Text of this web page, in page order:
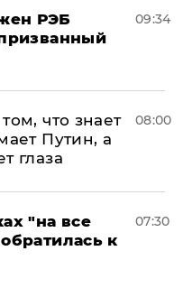
РЭБ
09:34
что знает
Путин, а
глаза
08:00
"на все
к
07:30